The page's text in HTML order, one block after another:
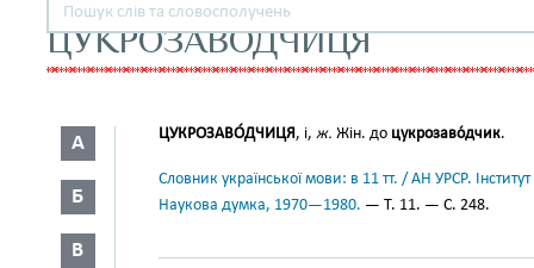
ЦУКРОЗАВОДЧИЦЯ
А
Б
В
ЦУКРОЗАВО́ДЧИЦЯ, і, ж. Жін. до цукрозаво́дчик.
Словник української мови: в 11 тт. / АН УРСР.
Наукова думка, 1970—1980. — Т. 11. — С. 248.